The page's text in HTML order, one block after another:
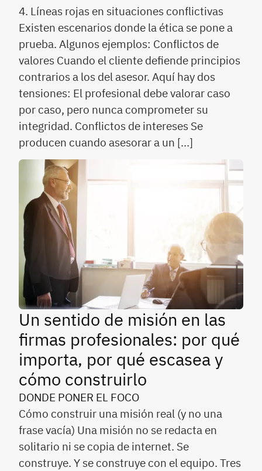
4. Líneas rojas en situaciones conflictivas
Existen escenarios donde la ética se pone a
prueba. Algunos ejemplos: Conflictos de
valores Cuando el cliente defiende principios
contrarios a los del asesor. Aquí hay dos
tensiones: El profesional debe valorar caso
por caso, pero nunca comprometer su
integridad. Conflictos de intereses Se
producen cuando asesorar a un […]
Un sentido de misión en las
firmas profesionales: por qué
importa, por qué escasea y
cómo construirlo
DONDE PONER EL FOCO
Cómo construir una misión real (y no una
frase vacía) Una misión no se redacta en
solitario ni se copia de internet. Se
construye. Y se construye con el equipo. Tres